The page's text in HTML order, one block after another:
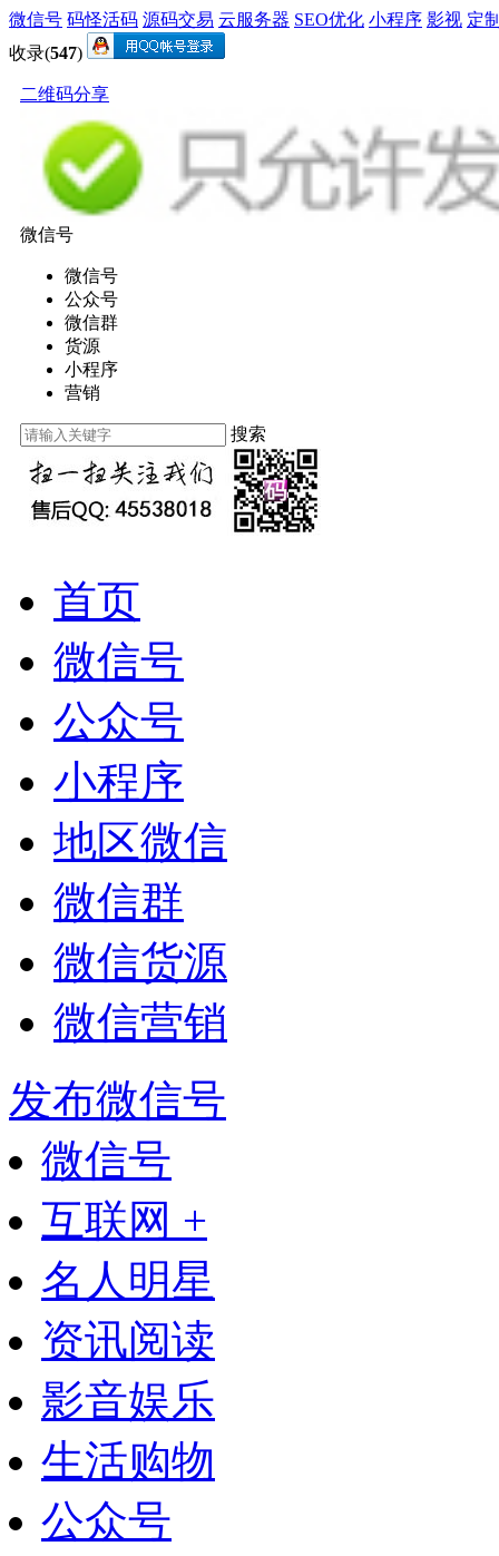
微信号 码怪活码 源码交易 云服务器 SEO优化 小程序 影视 定
收录(547)
二维码分享
微信号
微信号
公众号
微信群
货源
小程序
营销
搜索
首页
微信号
公众号
小程序
地区微信
微信群
微信货源
微信营销
发布微信号
微信号
互联网 +
名人明星
资讯阅读
影音娱乐
生活购物
公众号